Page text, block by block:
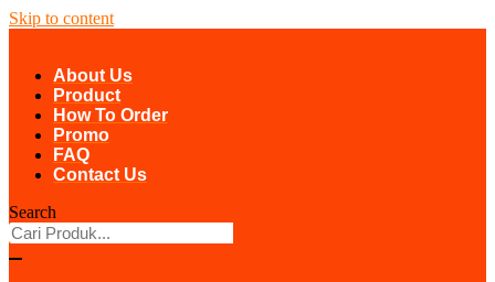
Skip to content
About Us
Product
How To Order
Promo
FAQ
Contact Us
Search